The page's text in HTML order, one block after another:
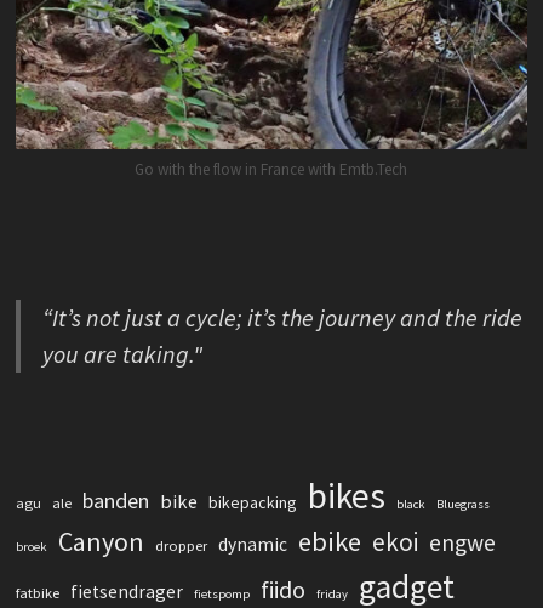
Go with the flow in France with Emtb.Tech
“It’s not just a cycle; it’s the journey and the ride
you are taking."
agu ale banden bike bikepacking bikes black Bluegrass
broek Canyon dropper dynamic ebike ekoi engwe
fatbike fietsendrager fietspomp fiido friday gadget